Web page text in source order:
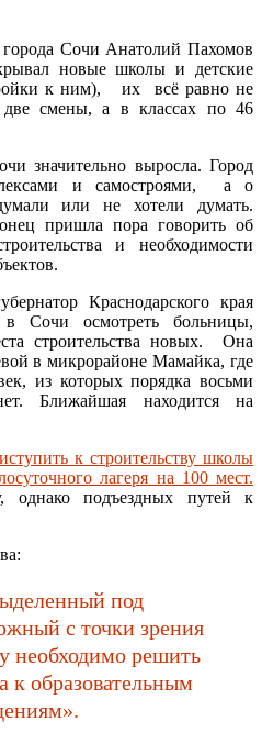
Сочи Анатолий Пахомов
новые школы и детские
к ним), их всё равно не
две смены, а в классах по 46
значительно выросла. Город
и самостроями, а о
или не хотели думать.
пришла пора говорить об
и необходимости
Краснодарского края
Сочи осмотреть больницы,
строительства новых. Она
в микрорайоне Мамайка, где
из которых порядка восьми
Ближайшая находится на
к строительству школы
лагеря на 100 мест.
однако подъездных путей к
под
с точки зрения
необходимо решить
к образовательным